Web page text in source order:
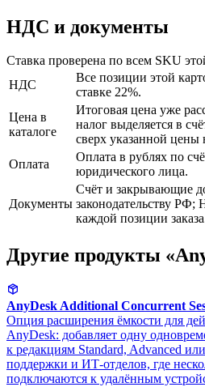
НДС и документы
Ставка проверена по всем SKU
НДС
Все позиции этой
ставке 22%.
Цена в
каталоге
Итоговая цена уже
налог выделяется в
сверх указанной цены
Оплата
Оплата в рублях по
юридического лица.
Документы
Счёт и закрывающие
законодательству РФ;
каждой позиции
Другие продукты
AnyDesk Additional Concurrent
Опция расширения ёмкости для
AnyDesk: добавляет одну
к редакциям Standard, Advanced
поддержки и ИТ-отделов, где
подключаются к удалённым